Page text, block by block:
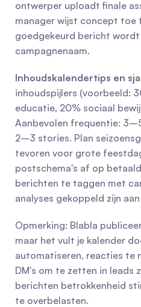
ontwerper uploadt finale
manager wijst concept
goedgekeurd bericht
campagnenaam.
Inhoudskalendertips en
inhoudspijlers (voorbeeld:
educatie, 20% sociaal
Aanbevolen frequentie:
2–3 stories. Plan
tevoren voor grote
postschema's af op
berichten te taggen met
analyses gekoppeld zijn
Opmerking: Blabla
maar het vult je kalender
automatiseren, reacties te
DM's om te zetten in leads
berichten betrokkenheid
te overbelasten.